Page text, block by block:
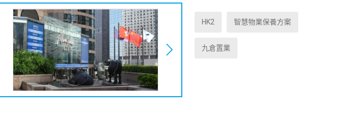
HK2 智慧物業保養方案
九倉置業